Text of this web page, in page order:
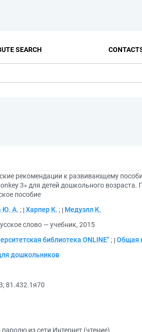
SEARCH
рекомендации к развивающему
3» для детей дошкольного
пособие
Ю. А. ; Харпер К. ;
Медуэлл К.
слово — учебник, 2015
библиотека ONLINE" ; Общая
дошкольников
;81.432.1я70
из сети Интернет (чтение)